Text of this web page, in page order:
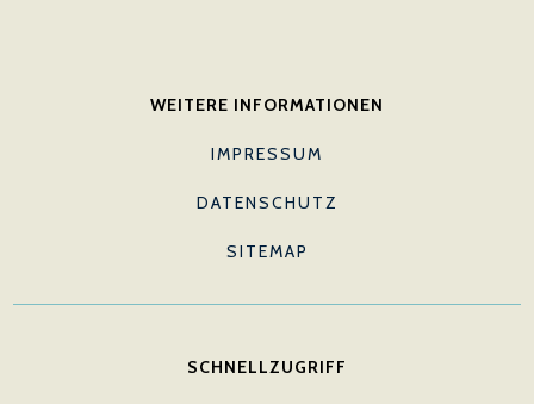
WEITERE INFORMATIONEN
IMPRESSUM
DATENSCHUTZ
SITEMAP
SCHNELLZUGRIFF